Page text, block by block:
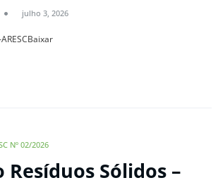
julho 3, 2026
Nº 02/2026
Resíduos Sólidos –